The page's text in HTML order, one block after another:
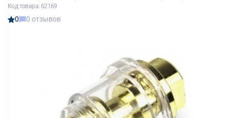
Код товара: 62169
0 0 отзывов